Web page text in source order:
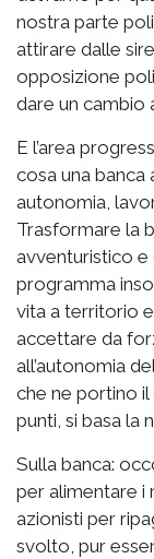
nostra parte
attirare dalle
opposizione
dare un cambio
E l’area
cosa una
autonomia,
Trasformare la
avventuristico e
programma
vita a territorio
accettare da
all’autonomia
che ne portino
punti, si basa la
Sulla banca:
per alimentare i
azionisti per
svolto, pur